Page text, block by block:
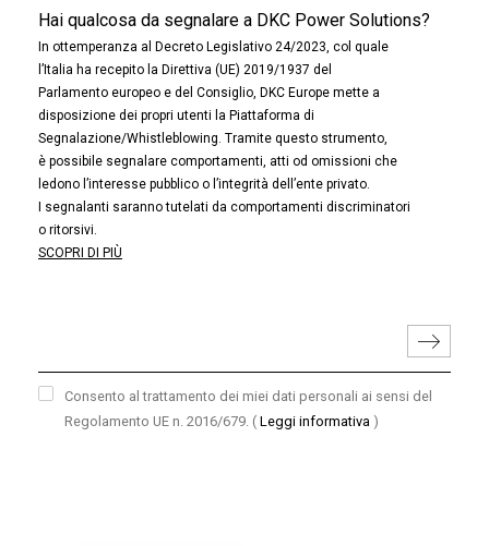
Hai qualcosa da segnalare a DKC Power Solutions?
In ottemperanza al Decreto Legislativo 24/2023, col quale
l’Italia ha recepito la Direttiva (UE) 2019/1937 del
Parlamento europeo e del Consiglio, DKC Europe mette a
disposizione dei propri utenti la Piattaforma di
Segnalazione/Whistleblowing. Tramite questo strumento,
è possibile segnalare comportamenti, atti od omissioni che
ledono l’interesse pubblico o l’integrità dell’ente privato.
I segnalanti saranno tutelati da comportamenti discriminatori
o ritorsivi.
SCOPRI DI PIÙ
Consento al trattamento dei miei dati personali ai sensi del
Regolamento UE n. 2016/679. ( Leggi informativa )